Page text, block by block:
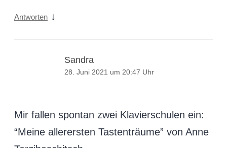
Antworten ↓
Sandra
28. Juni 2021 um 20:47 Uhr
Mir fallen spontan zwei Klavierschulen ein:
“Meine allerersten Tastenträume” von Anne